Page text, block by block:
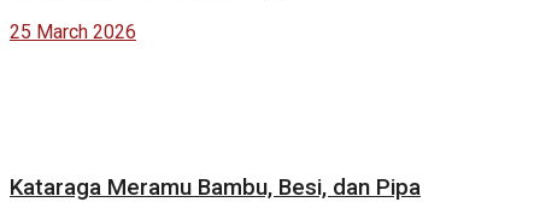
25 March 2026
Kataraga Meramu Bambu, Besi, dan Pipa